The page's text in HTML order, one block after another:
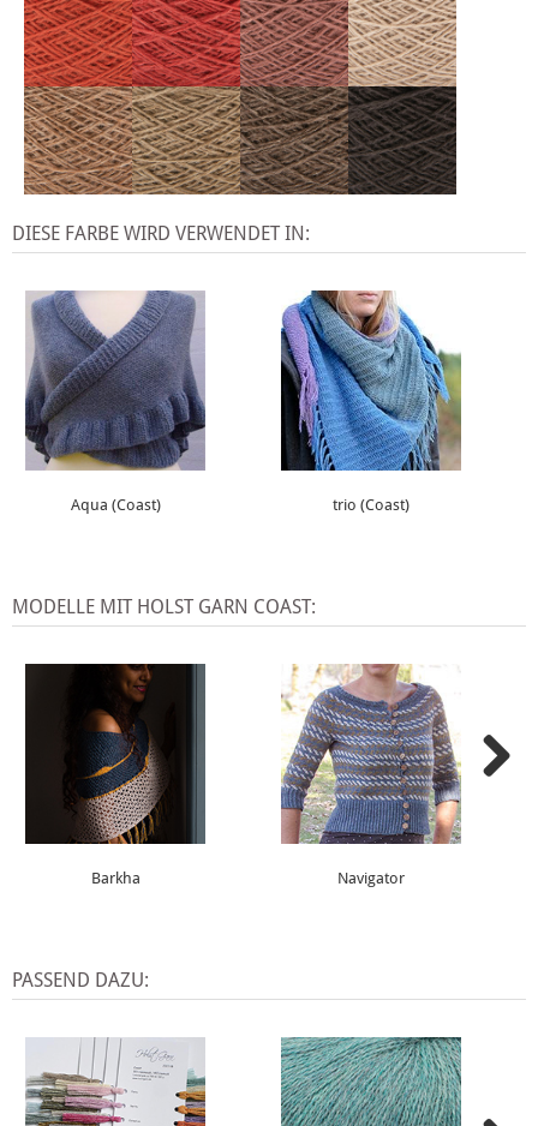
DIESE FARBE WIRD VERWENDET IN:
Aqua (Coast) trio (Coast)
MODELLE MIT HOLST GARN COAST:
Barkha Navigator
PASSEND DAZU: